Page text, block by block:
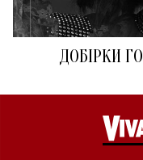
ДОБІРКИ